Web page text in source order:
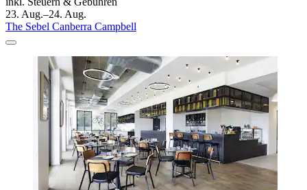
23. Aug.–24. Aug.
The Sebel Canberra Campbell